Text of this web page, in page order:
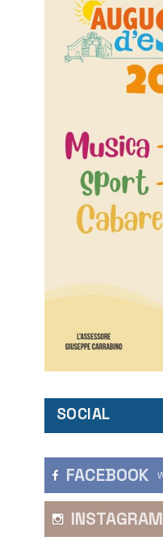
SOCIAL
FACEBOOK
INSTAGRAM